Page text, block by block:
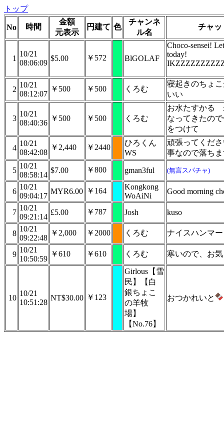
トップ
No 時間
金額
元表示
円建て 色
チャンネ
ル名
チャッ
1
10/21
08:06:09
$5.00 ￥572 BlGOLAF
Choco-sensei!
today!
2
10/21
08:12:07
￥500 ￥500 くろむ
寝起きのちょ
いい
3
10/21
08:40:36
￥500 ￥500 くろむ
お水たすかる
なってきたの
をつけて
4
10/21
08:42:08
￥2,440 ￥2440
ひろくん
WS
頑張ってくだ
事なので落ち
5
10/21
08:58:14
$7.00 ￥800 gman3ful (無言スパチャ)
6
10/21
09:04:17
MYR6.00 ￥164
Kongkong
WoAiNi
Good morning
7
10/21
09:21:14
£5.00 ￥787 Josh kuso
8
10/21
09:22:48
￥2,000 ￥2000 くろむ ナイスハンマ
9
10/21
10:50:59
￥610 ￥610 くろむ 寒いので、お
10
10/21
10:51:28
NT$30.00 ￥123
Girlous【雪
民】【白
銀ちょこ
の羊牧
場】
【No.76】
​おつかれいと